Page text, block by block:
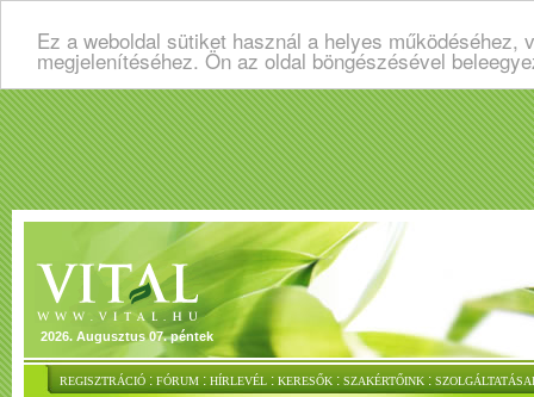
Ez a weboldal sütiket használ a helyes
megjelenítéséhez. Ön az oldal böngészésével
2026. Augusztus 07. péntek
REGISZTRÁCIÓ : FÓRUM : HÍRLEVÉL : KERESŐK : SZAKÉRTŐINK :